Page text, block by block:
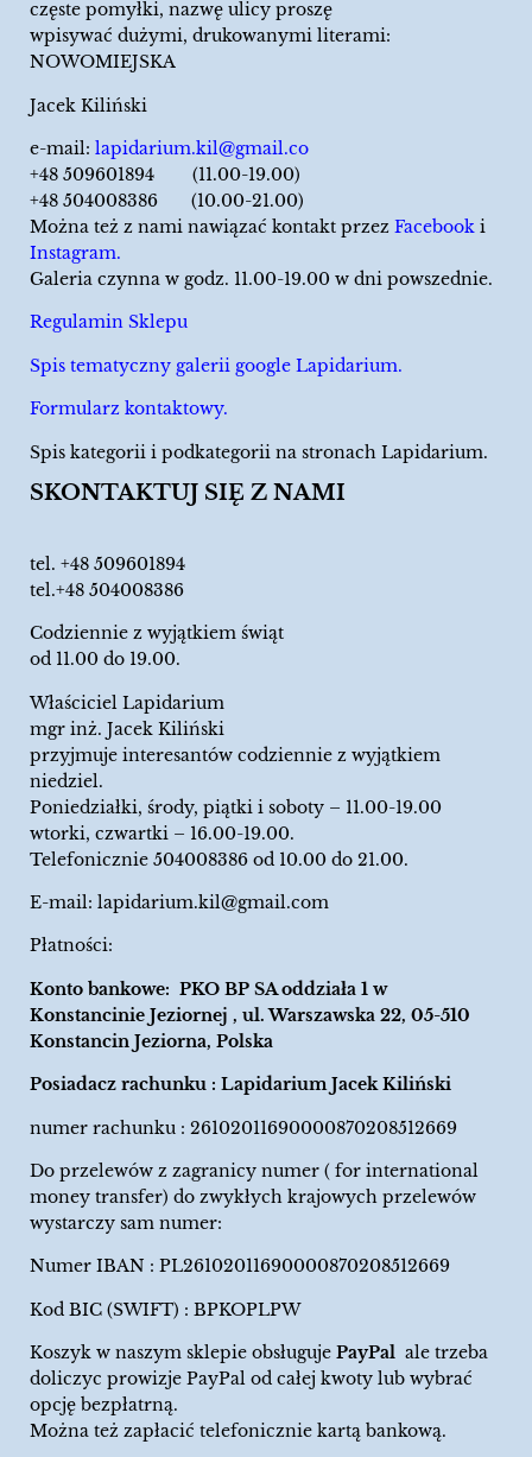
częste pomyłki, nazwę ulicy proszę
wpisywać dużymi, drukowanymi literami:
NOWOMIEJSKA
Jacek Kiliński
e-mail: lapidarium.kil@gmail.co
+48 509601894 (11.00-19.00)
+48 504008386 (10.00-21.00)
Można też z nami nawiązać kontakt przez Facebook i
Instagram.
Galeria czynna w godz. 11.00-19.00 w dni powszednie.
Regulamin Sklepu
Spis tematyczny galerii google Lapidarium.
Formularz kontaktowy.
Spis kategorii i podkategorii na stronach Lapidarium.
SKONTAKTUJ SIĘ Z NAMI
tel. +48 509601894
tel.+48 504008386
Codziennie z wyjątkiem świąt
od 11.00 do 19.00.
Właściciel Lapidarium
mgr inż. Jacek Kiliński
przyjmuje interesantów codziennie z wyjątkiem
niedziel.
Poniedziałki, środy, piątki i soboty – 11.00-19.00
wtorki, czwartki – 16.00-19.00.
Telefonicznie 504008386 od 10.00 do 21.00.
E-mail: lapidarium.kil@gmail.com
Płatności:
Konto bankowe: PKO BP SA oddziała 1 w
Konstancinie Jeziornej , ul. Warszawska 22, 05-510
Konstancin Jeziorna, Polska
Posiadacz rachunku : Lapidarium Jacek Kiliński
numer rachunku : 26102011690000870208512669
Do przelewów z zagranicy numer ( for international
money transfer) do zwykłych krajowych przelewów
wystarczy sam numer:
Numer IBAN : PL26102011690000870208512669
Kod BIC (SWIFT) : BPKOPLPW
Koszyk w naszym sklepie obsługuje PayPal ale trzeba
doliczyc prowizje PayPal od całej kwoty lub wybrać
opcję bezpłatrną.
Można też zapłacić telefonicznie kartą bankową.